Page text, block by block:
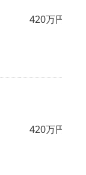
420万円
420万円